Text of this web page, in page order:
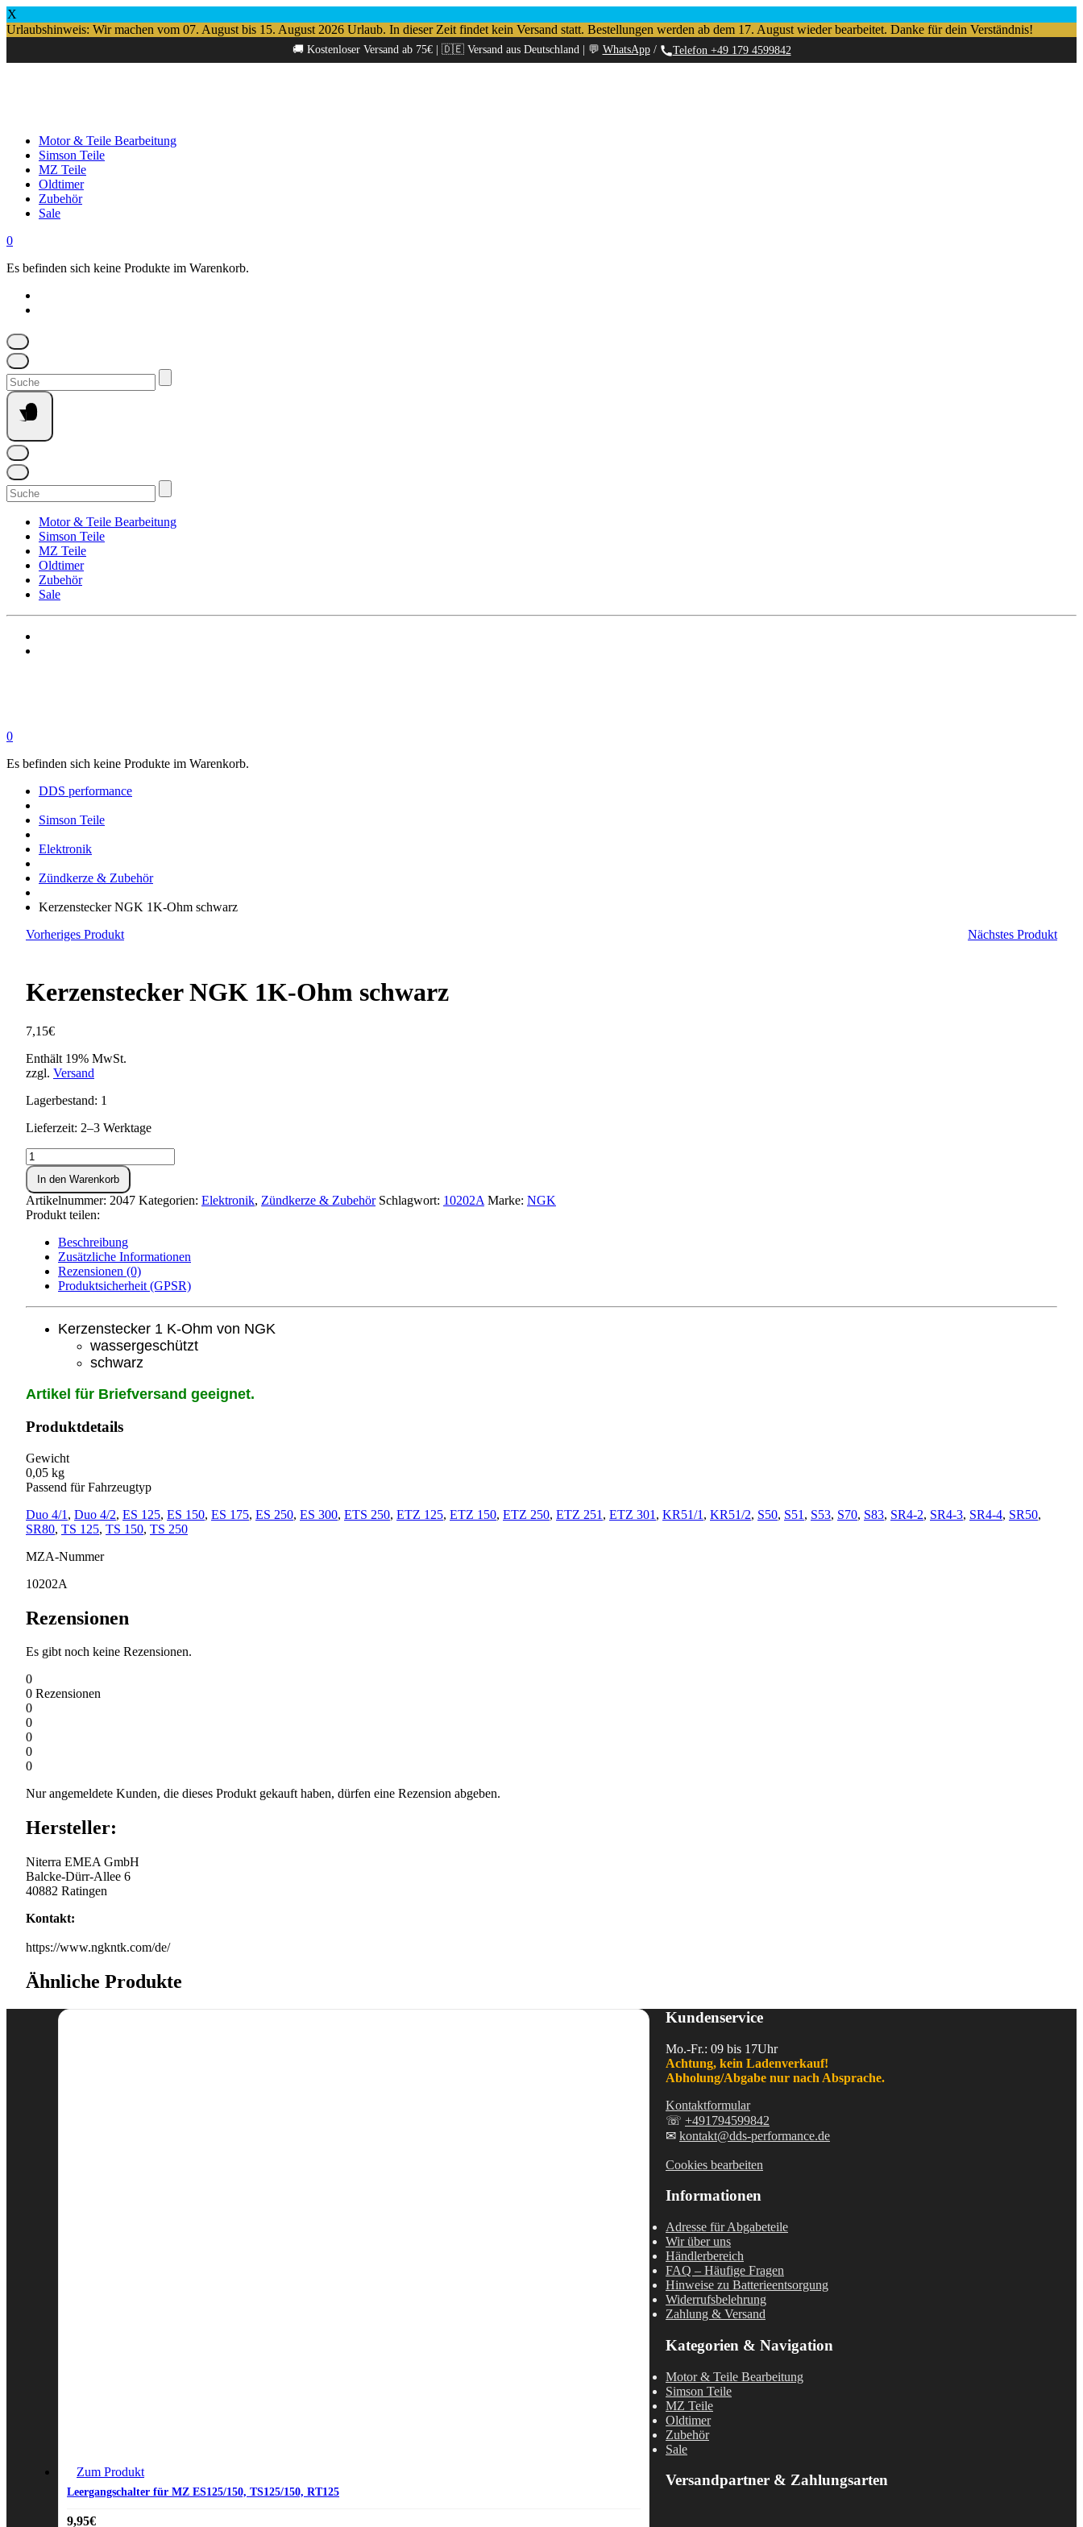
X
Urlaubshinweis: Wir machen vom 07. August bis 15. August 2026 Urlaub. In dieser Zeit findet kein Versand statt. Bestellungen werden ab dem 17. August wieder bearbeitet. Danke für dein Verständnis!
🚚 Kostenloser Versand ab 75€ | 🇩🇪 Versand aus Deutschland | 💬 WhatsApp/ Telefon +49 179 4599842
Motor & Teile Bearbeitung
Simson Teile
MZ Teile
Oldtimer
Zubehör
Sale
0
Es befinden sich keine Produkte im Warenkorb.
Suchen
nach:
Suchen
nach:
Motor & Teile Bearbeitung
Simson Teile
MZ Teile
Oldtimer
Zubehör
Sale
0
Es befinden sich keine Produkte im Warenkorb.
DDS performance
Simson Teile
Elektronik
Zündkerze & Zubehör
Kerzenstecker NGK 1K-Ohm schwarz
Vorheriges Produkt
Nächstes Produkt
Kerzenstecker NGK 1K-Ohm schwarz
7,15€
Enthält 19% MwSt.
zzgl. Versand
Lagerbestand: 1
Lieferzeit: 2–3 Werktage
Kerzenstecker
NGK
1K-
Ohm
schwarz
In den Warenkorb
Artikelnummer: 2047 Kategorien: Elektronik, Zündkerze & Zubehör Schlagwort: 10202A Marke: NGK
Produkt teilen:
Beschreibung
Zusätzliche Informationen
Rezensionen (0)
Produktsicherheit (GPSR)
Kerzenstecker 1 K-Ohm von NGK
wassergeschützt
schwarz
Artikel für Briefversand geeignet.
Produktdetails
Gewicht
0,05 kg
Passend für Fahrzeugtyp
Duo 4/1 , Duo 4/2, ES 125, ES 150, ES 175, ES 250, ES 300, ETS 250, ETZ 125, ETZ 150, ETZ 250, ETZ 251 , ETZ 301 , KR51/1 , KR51/2, S50, S51 , S53, S70, S83, SR4-2, SR4-3, SR4-4, SR50,
SR80, TS 125, TS 150, TS 250
MZA-Nummer
10202A
Rezensionen
Es gibt noch keine Rezensionen.
0
0 Rezensionen
0
0
0
0
0
Nur angemeldete Kunden, die dieses Produkt gekauft haben, dürfen eine Rezension abgeben.
Hersteller:
Niterra EMEA GmbH
Balcke-Dürr-Allee 6
40882 Ratingen
Kontakt:
https://www.ngkntk.com/de/
Ähnliche Produkte
Zum Produkt
Leergangschalter für MZ ES125/150, TS125/150, RT125
9,95€
Kundenservice
Mo.-Fr.: 09 bis 17Uhr
Achtung, kein Ladenverkauf!
Abholung/Abgabe nur nach Absprache.
Kontaktformular
☏ +491794599842
✉ kontakt@dds-performance.de
Cookies bearbeiten
Informationen
Adresse für Abgabeteile
Wir über uns
Händlerbereich
FAQ – Häufige Fragen
Hinweise zu Batterieentsorgung
Widerrufsbelehrung
Zahlung & Versand
Kategorien & Navigation
Motor & Teile Bearbeitung
Simson Teile
MZ Teile
Oldtimer
Zubehör
Sale
Versandpartner & Zahlungsarten